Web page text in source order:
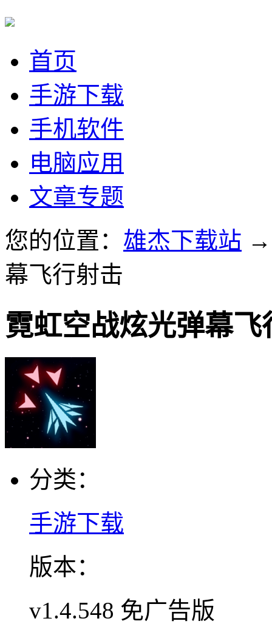
首页
手游下载
手机软件
电脑应用
文章专题
您的位置： 雄杰下载站
幕飞行射击
霓虹空战炫光弹幕飞
分类：
手游下载
版本：
v1.4.548 免广告版